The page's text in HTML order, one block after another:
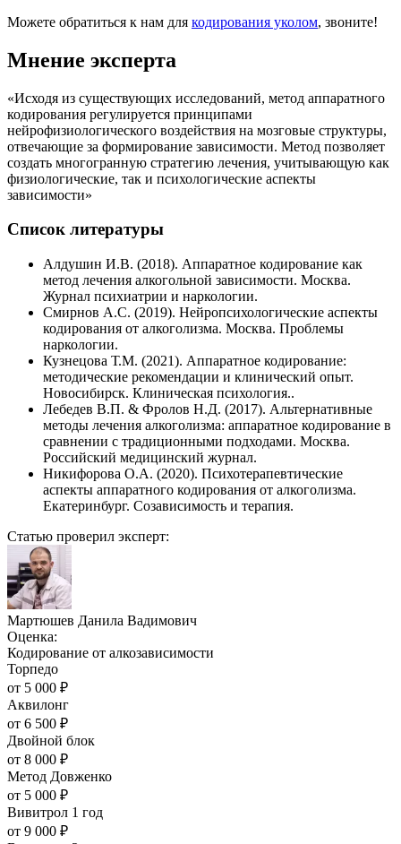
Можете обратиться к нам для кодирования уколом, звоните!
Мнение эксперта
«Исходя из существующих исследований, метод аппаратного
кодирования регулируется принципами
нейрофизиологического воздействия на мозговые структуры,
отвечающие за формирование зависимости. Метод позволяет
создать многогранную стратегию лечения, учитывающую как
физиологические, так и психологические аспекты
зависимости»
Список литературы
Алдушин И.В. (2018). Аппаратное кодирование как
метод лечения алкогольной зависимости. Москва.
Журнал психиатрии и наркологии.
Смирнов А.С. (2019). Нейропсихологические аспекты
кодирования от алкоголизма. Москва. Проблемы
наркологии.
Кузнецова Т.М. (2021). Аппаратное кодирование:
методические рекомендации и клинический опыт.
Новосибирск. Клиническая психология..
Лебедев В.П. & Фролов Н.Д. (2017). Альтернативные
методы лечения алкоголизма: аппаратное кодирование в
сравнении с традиционными подходами. Москва.
Российский медицинский журнал.
Никифорова О.А. (2020). Психотерапевтические
аспекты аппаратного кодирования от алкоголизма.
Екатеринбург. Созависимость и терапия.
Статью проверил эксперт:
Мартюшев Данила Вадимович
Оценка:
Кодирование от алкозависимости
Торпедо
от 5 000 ₽
Аквилонг
от 6 500 ₽
Двойной блок
от 8 000 ₽
Метод Довженко
от 5 000 ₽
Вивитрол 1 год
от 9 000 ₽